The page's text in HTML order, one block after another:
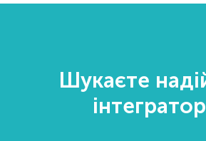
Шукаєте